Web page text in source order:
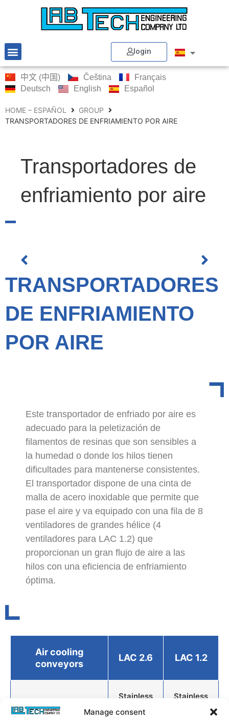
Manage consent
login
中文 (中国) Čeština
Français
Deutsch
English Español
HOME – ESPAÑOL
GROUP
TRANSPORTADORES DE ENFRIAMIENTO POR AIRE
Transportadores de
enfriamiento por aire
TRANSPORTADORES
DE ENFRIAMIENTO
POR AIRE
Este transportador de enfriado por aire es
adecuado para la peletización de
filamentos de resinas que son sensibles a
la humedad o donde los hilos tienen
dificultades para mantenerse consistentes.
El transportador dispone de una cinta de
malla de acero inoxidable que permite que
pase el aire y va equipado con una fila de 8
ventiladores de grandes hélice (4
ventiladores para LAC 1.2) que
proporcionan un gran flujo de aire a las
hilos con una eficiencia de enfriamiento
óptima.
Air cooling
conveyors
LAC 2.6 LAC 1.2
Belt type
Stainless
steel
mesh
Stainless